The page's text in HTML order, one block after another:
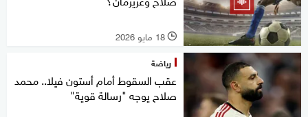
l 18 مايو 2026
رياضة
عقب السقوط أمام أستون فيلا.. محمد
صلاح يوجه "رسالة قوية"